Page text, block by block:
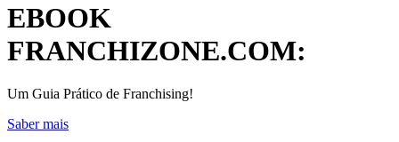
EBOOK
FRANCHIZONE.COM:
Um Guia Prático de Franchising!
Saber mais